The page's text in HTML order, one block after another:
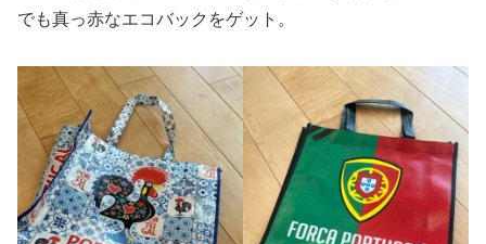
でも真っ赤なエコバックをゲット。